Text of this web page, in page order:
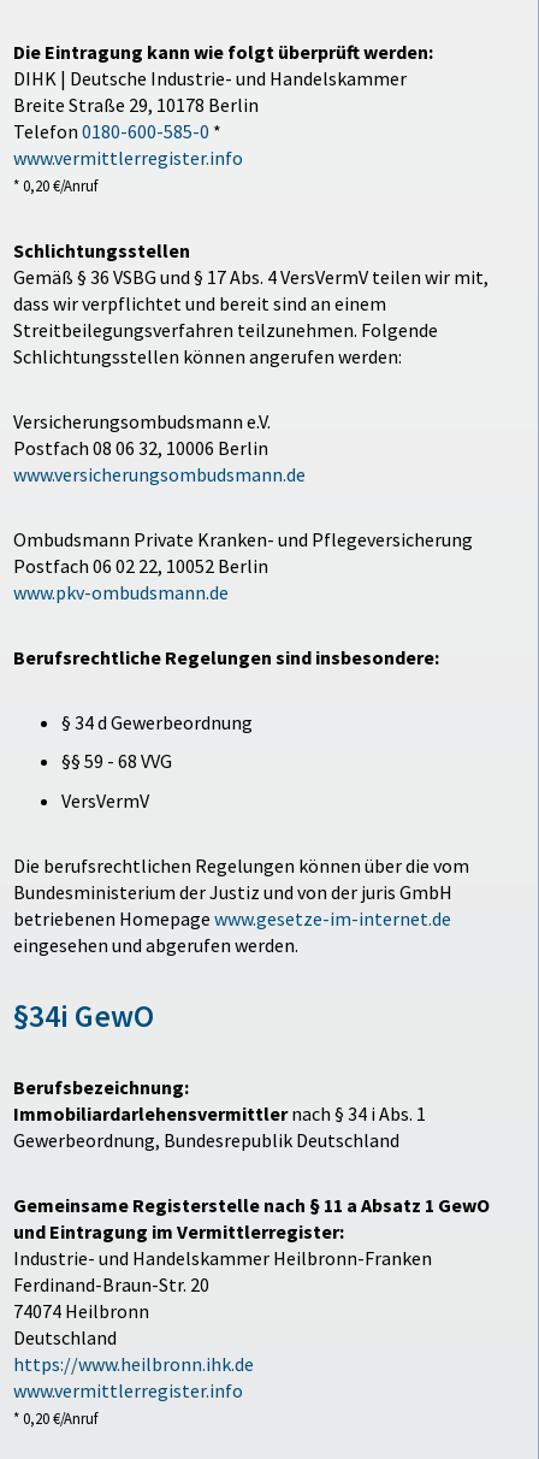
Die Eintragung kann wie folgt überprüft werden:
DIHK | Deutsche Industrie- und Handelskammer
Breite Straße 29, 10178 Berlin
Telefon0180-600-585-0 *
www.vermittlerregister.info
* 0,20 €/Anruf
Schlichtungsstellen
Gemäß § 36 VSBG und § 17 Abs. 4 VersVermV teilen wir mit,
dass wir verpflichtet und bereit sind an einem
Streitbeilegungsverfahren teilzunehmen. Folgende
Schlichtungsstellen können angerufen werden:
Versicherungsombudsmann e.V.
Postfach 08 06 32, 10006 Berlin
www.versicherungsombudsmann.de
Ombudsmann Private Kranken- und Pflegeversicherung
Postfach 06 02 22, 10052 Berlin
www.pkv-ombudsmann.de
Berufsrechtliche Regelungen sind insbesondere:
§ 34 d Gewerbeordnung
§§ 59 - 68 VVG
VersVermV
Die berufsrechtlichen Regelungen können über die vom
Bundesministerium der Justiz und von der juris GmbH
betriebenen Homepagewww.gesetze-im-internet.de
eingesehen und abgerufen werden.
§34i GewO
Berufsbezeichnung:
Immobiliardarlehensvermittlernach § 34 i Abs. 1
Gewerbeordnung, Bundesrepublik Deutschland
Gemeinsame Registerstelle nach § 11 a Absatz 1 GewO
und Eintragung im Vermittlerregister:
Industrie- und Handelskammer Heilbronn-Franken
Ferdinand-Braun-Str. 20
74074 Heilbronn
Deutschland
https://www.heilbronn.ihk.de
www.vermittlerregister.info
* 0,20 €/Anruf